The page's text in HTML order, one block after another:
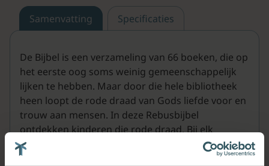
Samenvatting Specificaties
De Bijbel is een verzameling van 66 boeken, die op
het eerste oog soms weinig gemeenschappelijk
lijken te hebben. Maar door die hele bibliotheek
heen loopt de rode draad van Gods liefde voor en
trouw aan mensen. In deze Rebusbijbel
ontdekken kinderen die rode draad. Bij elk
bijbelboek maken ze een rebus met als uitkomst
een kerntekst uit dat bijbelboek. Daarnaast leren